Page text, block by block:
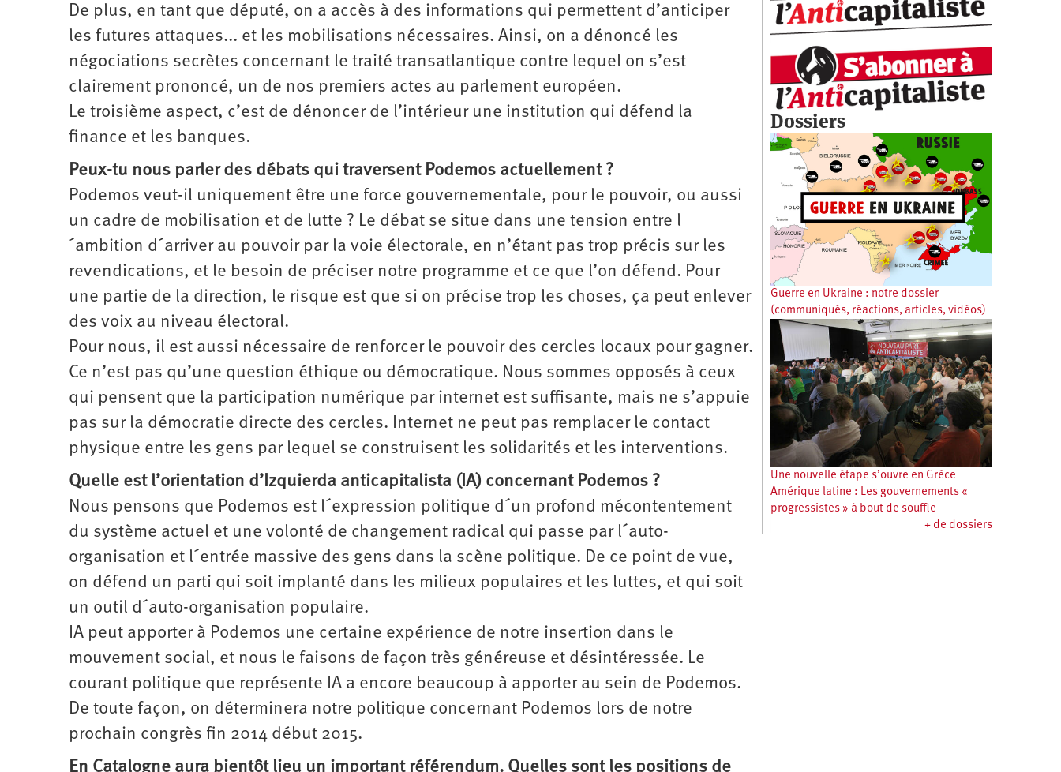
De plus, en tant que député, on a accès à des informations qui permettent d’anticiper
les futures attaques... et les mobilisations nécessaires. Ainsi, on a dénoncé les
négociations secrètes concernant le traité transatlantique contre lequel on s’est
clairement prononcé, un de nos premiers actes au parlement européen.
Le troisième aspect, c’est de dénoncer de l’intérieur une institution qui défend la
finance et les banques.
Peux-tu nous parler des débats qui traversent Podemos actuellement ?
Podemos veut-il uniquement être une force gouvernementale, pour le pouvoir, ou aussi
un cadre de mobilisation et de lutte ? Le débat se situe dans une tension entre l
´ambition d´arriver au pouvoir par la voie électorale, en n’étant pas trop précis sur les
revendications, et le besoin de préciser notre programme et ce que l’on défend. Pour
une partie de la direction, le risque est que si on précise trop les choses, ça peut enlever
des voix au niveau électoral.
Pour nous, il est aussi nécessaire de renforcer le pouvoir des cercles locaux pour gagner.
Ce n’est pas qu’une question éthique ou démocratique. Nous sommes opposés à ceux
qui pensent que la participation numérique par internet est suffisante, mais ne s’appuie
pas sur la démocratie directe des cercles. Internet ne peut pas remplacer le contact
physique entre les gens par lequel se construisent les solidarités et les interventions.
Quelle est l’orientation d’Izquierda anticapitalista (IA) concernant Podemos ?
Nous pensons que Podemos est l´expression politique d´un profond mécontentement
du système actuel et une volonté de changement radical qui passe par l´auto-
organisation et l´entrée massive des gens dans la scène politique. De ce point de vue,
on défend un parti qui soit implanté dans les milieux populaires et les luttes, et qui soit
un outil d´auto-organisation populaire.
IA peut apporter à Podemos une certaine expérience de notre insertion dans le
mouvement social, et nous le faisons de façon très généreuse et désintéressée. Le
courant politique que représente IA a encore beaucoup à apporter au sein de Podemos.
De toute façon, on déterminera notre politique concernant Podemos lors de notre
prochain congrès fin 2014 début 2015.
En Catalogne aura bientôt lieu un important référendum. Quelles sont les positions de
Dossiers
Guerre en Ukraine : notre dossier
(communiqués, réactions, articles, vidéos)
Une nouvelle étape s’ouvre en Grèce
Amérique latine : Les gouvernements «
progressistes » à bout de souffle
+ de dossiers